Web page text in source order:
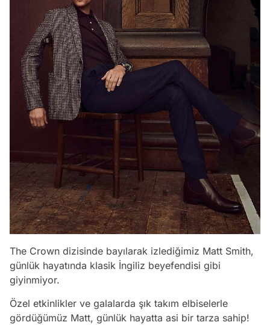
The Crown dizisinde bayılarak izlediğimiz Matt Smith,
günlük hayatında klasik İngiliz beyefendisi gibi
giyinmiyor.
Özel etkinlikler ve galalarda şık takım elbiselerle
gördüğümüz Matt, günlük hayatta asi bir tarza sahip!